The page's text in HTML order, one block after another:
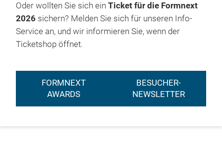
Oder wollten Sie sich ein Ticket für die Formnext
2026 sichern? Melden Sie sich für unseren Info-
Service an, und wir informieren Sie, wenn der
Ticketshop öffnet.
FORMNEXT
AWARDS
BESUCHER-
NEWSLETTER